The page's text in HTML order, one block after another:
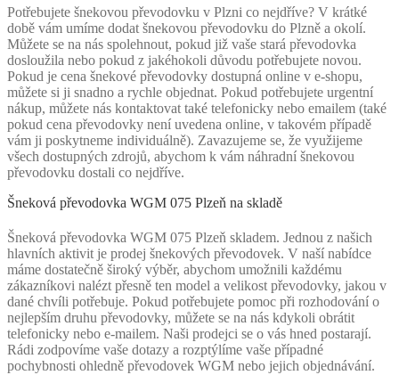
Potřebujete šnekovou převodovku v Plzni co nejdříve? V krátké
době vám umíme dodat šnekovou převodovku do Plzně a okolí.
Můžete se na nás spolehnout, pokud již vaše stará převodovka
dosloužila nebo pokud z jakéhokoli důvodu potřebujete novou.
Pokud je cena šnekové převodovky dostupná online v e-shopu,
můžete si ji snadno a rychle objednat. Pokud potřebujete urgentní
nákup, můžete nás kontaktovat také telefonicky nebo emailem (také
pokud cena převodovky není uvedena online, v takovém případě
vám ji poskytneme individuálně). Zavazujeme se, že využijeme
všech dostupných zdrojů, abychom k vám náhradní šnekovou
převodovku dostali co nejdříve.
Šneková převodovka WGM 075 Plzeň na skladě
Šneková převodovka WGM 075 Plzeň skladem. Jednou z našich
hlavních aktivit je prodej šnekových převodovek. V naší nabídce
máme dostatečně široký výběr, abychom umožnili každému
zákazníkovi nalézt přesně ten model a velikost převodovky, jakou v
dané chvíli potřebuje. Pokud potřebujete pomoc při rozhodování o
nejlepším druhu převodovky, můžete se na nás kdykoli obrátit
telefonicky nebo e-mailem. Naši prodejci se o vás hned postarají.
Rádi zodpovíme vaše dotazy a rozptýlíme vaše případné
pochybnosti ohledně převodovek WGM nebo jejich objednávání.